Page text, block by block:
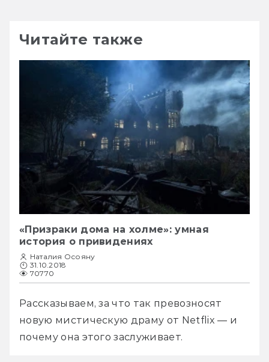
Читайте также
«Призраки дома на холме»: умная
история о привидениях
Наталия Осояну
31.10.2018
70770
Рассказываем, за что так превозносят
новую мистическую драму от Netflix — и
почему она этого заслуживает.